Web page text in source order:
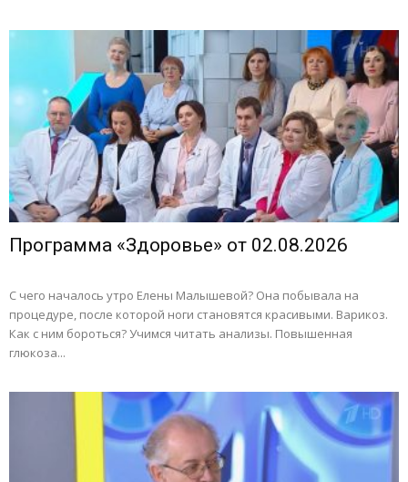
Программа «Здоровье» от 02.08.2026
С чего началось утро Елены Малышевой? Она побывала на
процедуре, после которой ноги становятся красивыми. Варикоз.
Как с ним бороться? Учимся читать анализы. Повышенная
глюкоза...